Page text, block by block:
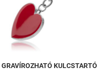
GRAVÍROZHATÓ KULCSTARTÓ